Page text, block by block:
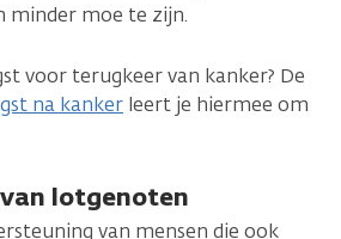
minder moe te zijn.
voor terugkeer van kanker? De
na kanker leert je hiermee om
lotgenoten
van mensen die ook